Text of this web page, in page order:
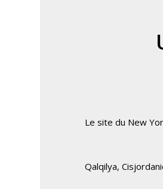
Le site du New
Qalqilya,